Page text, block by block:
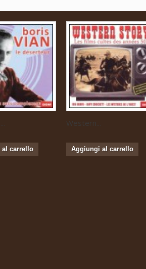
carrello
Western...
Aggiungi al carrello